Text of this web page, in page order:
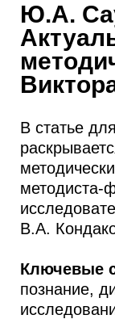
Ю.А.
В статье
методиста-
В.А.
Ключевые
познание,